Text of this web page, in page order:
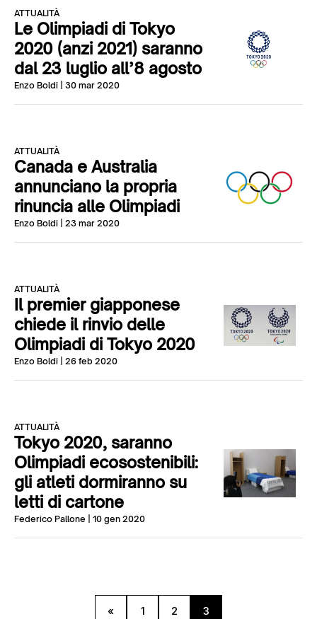
ATTUALITÀ
Le Olimpiadi di Tokyo
2020 (anzi 2021) saranno
dal 23 luglio all’8 agosto
Enzo Boldi | 30 mar 2020
ATTUALITÀ
Canada e Australia
annunciano la propria
rinuncia alle Olimpiadi
Enzo Boldi | 23 mar 2020
ATTUALITÀ
Il premier giapponese
chiede il rinvio delle
Olimpiadi di Tokyo 2020
Enzo Boldi | 26 feb 2020
ATTUALITÀ
Tokyo 2020, saranno
Olimpiadi ecosostenibili:
gli atleti dormiranno su
letti di cartone
Federico Pallone | 10 gen 2020
« 1 2 3